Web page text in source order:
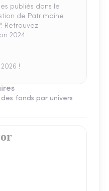
publiés dans le
de Patrimoine
Retrouvez
2024.
!
fonds par univers